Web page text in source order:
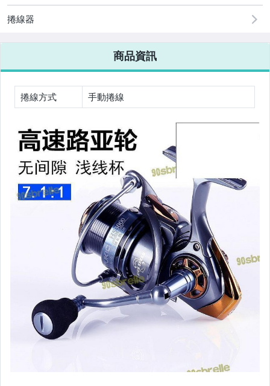
美容保養與彩妝
電腦、平板與周邊
運動、戶外與休閒
汽機車精品百貨
居家、家具與園藝
玩具、模型與公仔
偶像、球員卡與郵幣
女裝與服飾配件
女包精品與女鞋
家電與影音視聽
捲線器
商品資訊
捲線方式 手動捲線